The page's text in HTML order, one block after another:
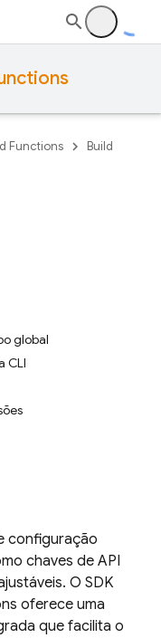
Functions Build
global
CLI
configuração
chaves de API
O SDK
oferece uma
que facilita o